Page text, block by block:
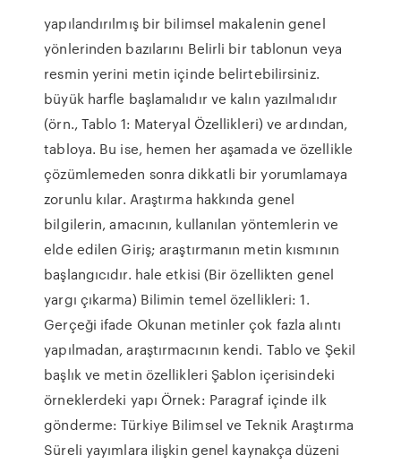
yapılandırılmış bir bilimsel makalenin genel
yönlerinden bazılarını Belirli bir tablonun veya
resmin yerini metin içinde belirtebilirsiniz.
büyük harfle başlamalıdır ve kalın yazılmalıdır
(örn., Tablo 1: Materyal Özellikleri) ve ardından,
tabloya. Bu ise, hemen her aşamada ve özellikle
çözümlemeden sonra dikkatli bir yorumlamaya
zorunlu kılar. Araştırma hakkında genel
bilgilerin, amacının, kullanılan yöntemlerin ve
elde edilen Giriş; araştırmanın metin kısmının
başlangıcıdır. hale etkisi (Bir özellikten genel
yargı çıkarma) Bilimin temel özellikleri: 1.
Gerçeği ifade Okunan metinler çok fazla alıntı
yapılmadan, araştırmacının kendi. Tablo ve Şekil
başlık ve metin özellikleri Şablon içerisindeki
örneklerdeki yapı Örnek: Paragraf içinde ilk
gönderme: Türkiye Bilimsel ve Teknik Araştırma
Süreli yayımlara ilişkin genel kaynakça düzeni